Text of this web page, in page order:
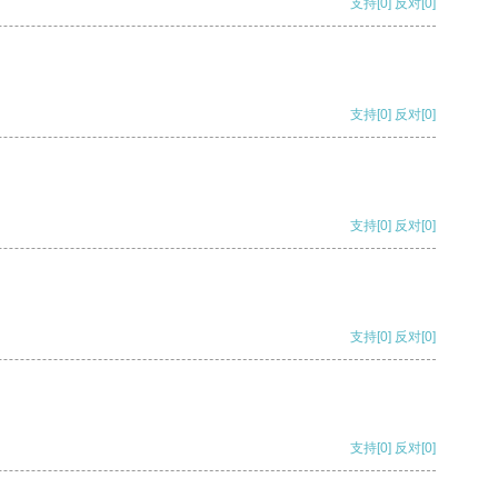
支持 [0] 反对 [0]
支持[0] 反对[0]
支持[0] 反对[0]
支持[0] 反对[0]
支持[0] 反对[0]